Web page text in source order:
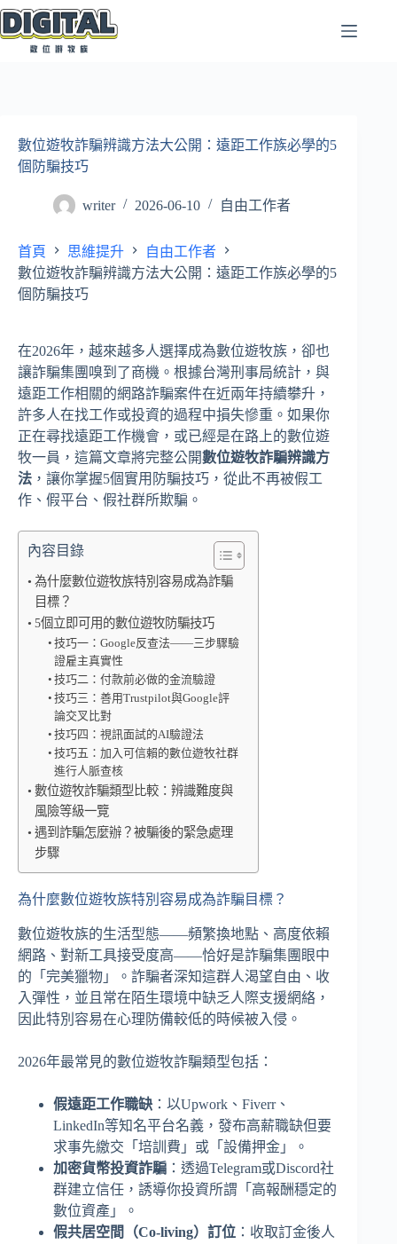
跳
至
數位遊牧詐騙辨識方法大公開：遠距工作族必學的5
個防騙技巧
writer 2026-06-10 自由工作者
首頁 思維提升
自由工作者
數位遊牧詐騙辨識方法大公開：遠距工作族必學的5
個防騙技巧
在2026年，越來越多人選擇成為數位遊牧族，卻也
讓詐騙集團嗅到了商機。根據台灣刑事局統計，與
遠距工作相關的網路詐騙案件在近兩年持續攀升，
許多人在找工作或投資的過程中損失慘重。如果你
正在尋找遠距工作機會，或已經是在路上的數位遊
牧一員，這篇文章將完整公開數位遊牧詐騙辨識方
法 ，讓你掌握5個實用防騙技巧，從此不再被假工
作、假平台、假社群所欺騙。
內容目錄
為什麼數位遊牧族特別容易成為詐騙
目標？
5個立即可用的數位遊牧防騙技巧
技巧一：Google反查法——三步驟驗
證雇主真實性
技巧二：付款前必做的金流驗證
技巧三：善用Trustpilot與Google評
論交叉比對
技巧四：視訊面試的AI驗證法
技巧五：加入可信賴的數位遊牧社群
進行人脈查核
數位遊牧詐騙類型比較：辨識難度與
風險等級一覽
遇到詐騙怎麼辦？被騙後的緊急處理
步驟
為什麼數位遊牧族特別容易成為詐騙目標？
數位遊牧族的生活型態——頻繁換地點、高度依賴
網路、對新工具接受度高——恰好是詐騙集團眼中
的「完美獵物」。詐騙者深知這群人渴望自由、收
入彈性，並且常在陌生環境中缺乏人際支援網絡，
因此特別容易在心理防備較低的時候被入侵。
2026年最常見的數位遊牧詐騙類型包括：
假遠距工作職缺 ：以Upwork、Fiverr、
LinkedIn等知名平台名義，發布高薪職缺但要
求事先繳交「培訓費」或「設備押金」。
加密貨幣投資詐騙 ：透過Telegram或Discord社
群建立信任，誘導你投資所謂「高報酬穩定的
數位資產」。
假共居空間（Co-living）訂位 ：收取訂金後人